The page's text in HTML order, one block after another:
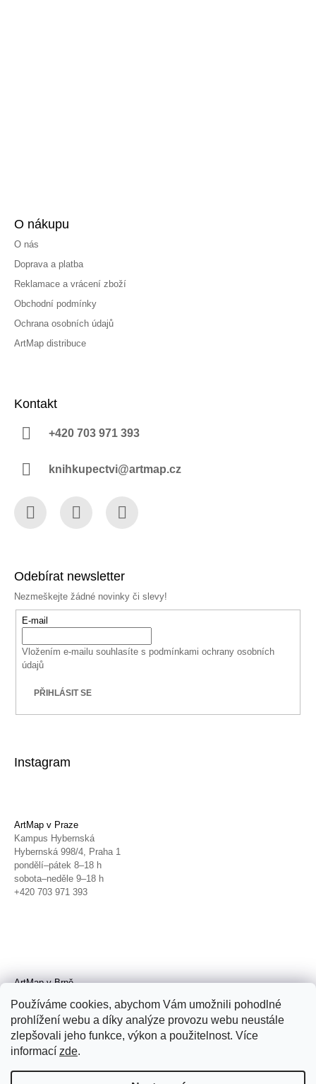
Používáme cookies, abychom Vám umožnili pohodlné
prohlížení webu a díky analýze provozu webu neustále
zlepšovali jeho funkce, výkon a použitelnost. Více
informací zde.
O nákupu
O nás
Doprava a platba
Reklamace a vrácení zboží
Obchodní podmínky
Ochrana osobních údajů
ArtMap distribuce
Kontakt
+420 703 971 393
knihkupectvi@artmap.cz
Odebírat newsletter
Nezmeškejte žádné novinky či slevy!
E-mail
Vložením e-mailu souhlasíte s podmínkami ochrany osobních
údajů
PŘIHLÁSIT SE
Instagram
ArtMap v Praze
Kampus Hybernská
Hybernská 998/4, Praha 1
pondělí–pátek 8–18 h
sobota–neděle 9–18 h
+420 703 971 393
ArtMap v Brně
Radnická 4, Brno
úterý–pátek 11–19 h
sobota 14–19 h
+420 702 152 298